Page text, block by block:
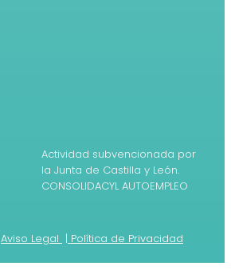
Actividad subvencionada por
la Junta de Castilla y León.
CONSOLIDACYL AUTOEMPLEO
Aviso Legal | Política de Privacidad